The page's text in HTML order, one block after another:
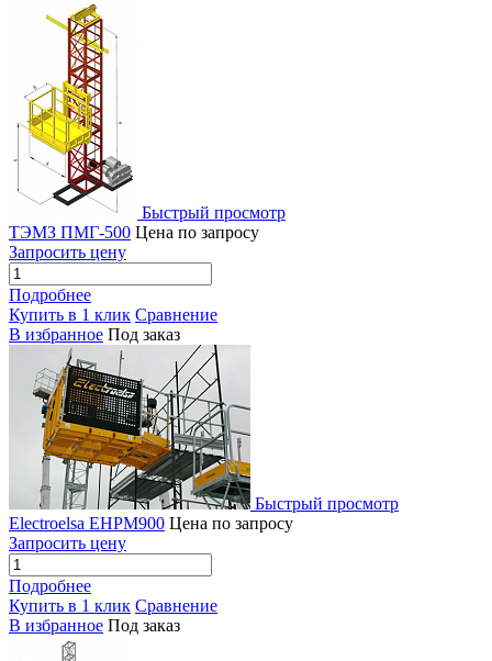
Быстрый просмотр
ТЭМЗ ПМГ-500 Цена по запросу
Запросить цену
Подробнее
Купить в 1 клик Сравнение
В избранное Под заказ
Быстрый просмотр
Electroelsa EHPM900 Цена по запросу
Запросить цену
Подробнее
Купить в 1 клик Сравнение
В избранное Под заказ